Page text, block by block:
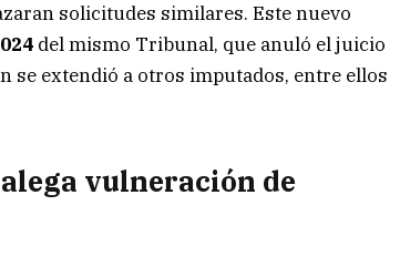
solicitudes similares. Este nuevo
del mismo Tribunal, que anuló el juicio
se extendió a otros imputados, entre ellos
vulneración de